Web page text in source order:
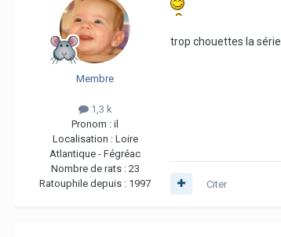
Membre
1,3 k
Pronom : il
Localisation : Loire
Atlantique - Fégréac
Nombre de rats : 23
Ratouphile depuis : 1997
trop chouettes la série
Citer